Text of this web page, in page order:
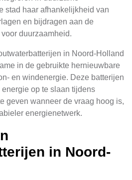
stad haar afhankelijkheid van
en bijdragen aan de
duurzaamheid.
in Noord-Holland
in de gebruikte hernieuwbare
en windenergie. Deze batterijen
op te slaan tijdens
geven wanneer de vraag hoog is,
energienetwerk.
in Noord-